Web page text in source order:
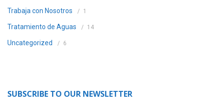
Trabaja con Nosotros 1
Tratamiento de Aguas 14
Uncategorized 6
SUBSCRIBE TO OUR NEWSLETTER